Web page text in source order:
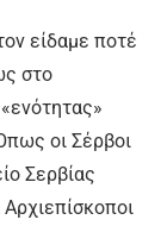
είδαμε ποτέ
στο
οι Σέρβοι
Σερβίας